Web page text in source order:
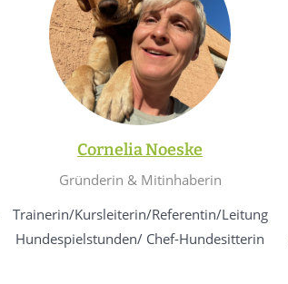
Cornelia Noeske
Gründerin & Mitinhaberin
Trainerin/Kursleiterin/Referentin/Leitung
Hundespielstunden/ Chef-Hundesitterin